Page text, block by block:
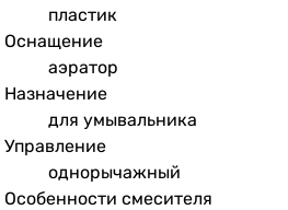
пластик
Оснащение
аэратор
Назначение
для умывальника
Управление
однорычажный
Особенности смесителя